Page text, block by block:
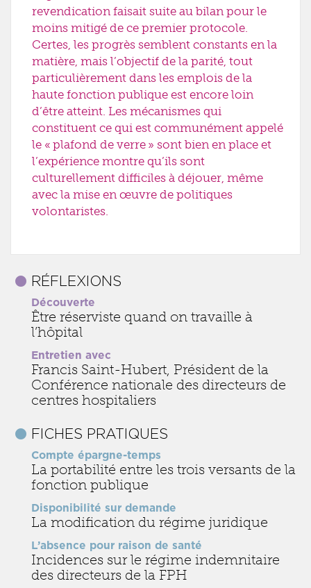
revendication faisait suite au bilan pour le
moins mitigé de ce premier protocole.
Certes, les progrès semblent constants en la
matière, mais l’objectif de la parité, tout
particulièrement dans les emplois de la
haute fonction publique est encore loin
d’être atteint. Les mécanismes qui
constituent ce qui est communément appelé
le « plafond de verre » sont bien en place et
l’expérience montre qu’ils sont
culturellement difficiles à déjouer, même
avec la mise en œuvre de politiques
volontaristes.
RÉFLEXIONS
Découverte
Être réserviste quand on travaille à
l’hôpital
Entretien avec
Francis Saint-Hubert, Président de la
Conférence nationale des directeurs de
centres hospitaliers
FICHES PRATIQUES
Compte épargne-temps
La portabilité entre les trois versants de la
fonction publique
Disponibilité sur demande
La modification du régime juridique
L’absence pour raison de santé
Incidences sur le régime indemnitaire
des directeurs de la FPH